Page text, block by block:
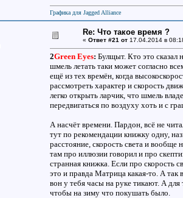
Графика для Jagged Alliance
Re: Что такое время ?
« Ответ #21 от17.04.2014 в
2Green Eyes: Булщыт. Кто это сказал
шмель летать таки может согласно
ещё из тех времён, когда
рассмотреть характер и скорость
легко открыть ларчик, что шмель
передвигаться по воздуху хоть и с
А насчёт времени. Пардон, всё не
тут по рекомендации книжку одну,
расстояние, скорость света и вообще
там про иллюзии говорил и про
странная книжка. Если про скорость
это и правда Матрица какая-то. А так
вон у тебя часы на руке тикают. А для
чтобы на зиму что покушать было.